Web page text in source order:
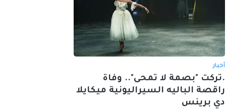
أخبار
.تركت "بصمة لا تمحى".. وفاة
راقصة الباليه السيراليونية ميكايلا
دي برينس